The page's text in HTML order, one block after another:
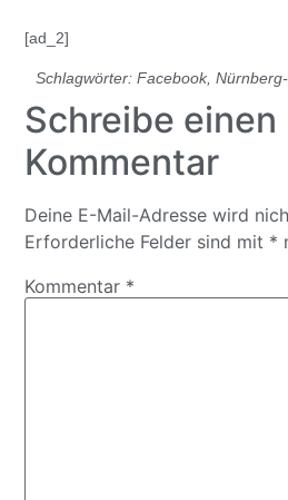
[ad_2]
Schlagwörter:Facebook,
Schreibe einen
Kommentar
Deine E-Mail-Adresse wird
Erforderliche Felder sind mit *
Kommentar *